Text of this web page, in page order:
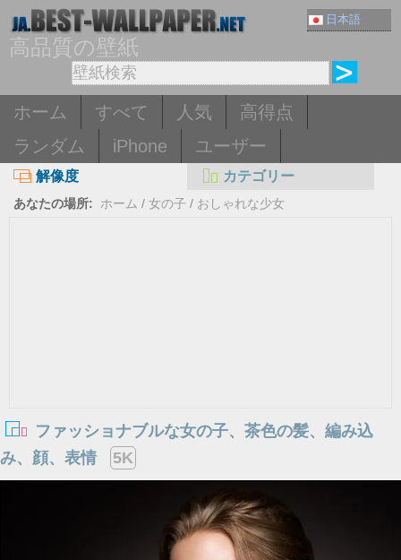
日本語
高品質の壁紙
ホーム すべて 人気
高得点
ランダム
iPhone ユーザー
解像度 カテゴリー
あなたの場所: ホーム / 女の子 / おしゃれな少女
ファッショナブルな女の子、茶色の髪、編み込
み、顔、表情
5K